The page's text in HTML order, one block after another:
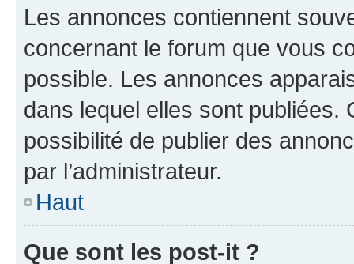
Les annonces contiennent
concernant le forum que vous
possible. Les annonces
dans lequel elles sont publiées.
possibilité de publier des
par l’administrateur.
Haut
Que sont les post-it ?